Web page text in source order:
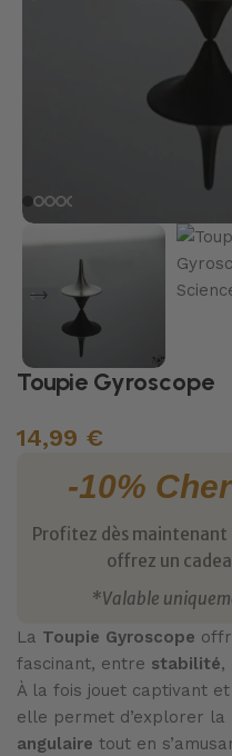
Toupie Gyroscope
14,99 €
-10%
Profitez dès maintenant
offrez un
*Valable
La Toupie Gyroscope
fascinant, entre stabilité,
À la fois jouet captivant
elle permet d’explorer la
angulaire tout en